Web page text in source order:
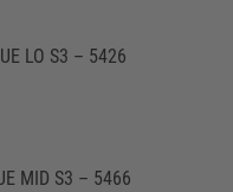
LO S3 – 5426
MID S3 – 5466